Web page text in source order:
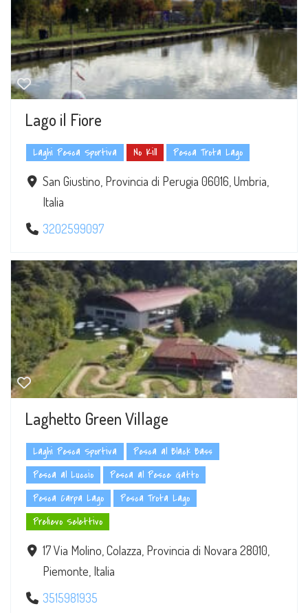
Lago il Fiore
Laghi Pesca Sportiva No Kill Pesca Trota Lago
San Giustino, Provincia di Perugia 06016, Umbria,
Italia
3202599097
Laghetto Green Village
Laghi Pesca Sportiva
Pesca al Black Bass
Pesca al Luccio
Pesca al Pesce Gatto
Pesca Carpa Lago
Pesca Trota Lago
Prelievo Selettivo
17 Via Molino, Colazza, Provincia di Novara 28010,
Piemonte, Italia
3515981935